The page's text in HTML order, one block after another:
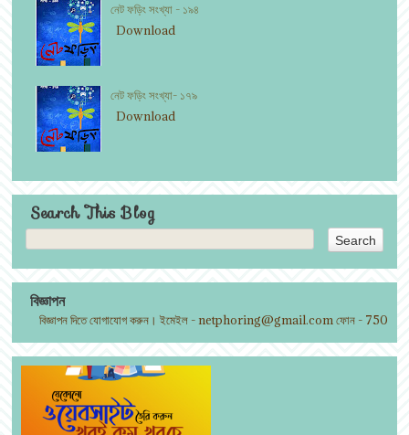
নেট ফড়িং সংখ্যা - ১৯৪
Download
নেট ফড়িং সংখ্যা- ১৭৯
Download
Search This Blog
বিজ্ঞাপন
বিজ্ঞাপন দিতে যোগাযোগ করুন। ইমেইল - netphoring@gmail.com ফোন -